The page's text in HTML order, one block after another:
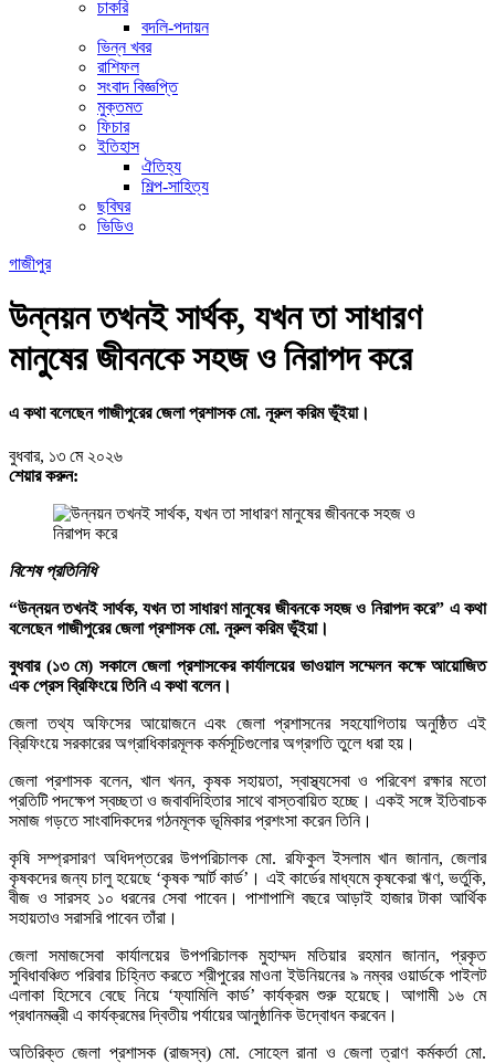
চাকরি
বদলি-পদায়ন
ভিন্ন খবর
রাশিফল
সংবাদ বিজ্ঞপ্তি
মুক্তমত
ফিচার
ইতিহাস
ঐতিহ্য
শিল্প-সাহিত্য
ছবিঘর
ভিডিও
গাজীপুর
উন্নয়ন তখনই সার্থক, যখন তা সাধারণ
মানুষের জীবনকে সহজ ও নিরাপদ করে
এ কথা বলেছেন গাজীপুরের জেলা প্রশাসক মো. নূরুল করিম ভূঁইয়া।
বুধবার, ১৩ মে ২০২৬
শেয়ার করুন:
বিশেষ প্রতিনিধি
“উন্নয়ন তখনই সার্থক, যখন তা সাধারণ মানুষের জীবনকে সহজ ও নিরাপদ করে” এ কথা
বলেছেন গাজীপুরের জেলা প্রশাসক মো. নূরুল করিম ভূঁইয়া।
বুধবার (১৩ মে) সকালে জেলা প্রশাসকের কার্যালয়ের ভাওয়াল সম্মেলন কক্ষে আয়োজিত
এক প্রেস ব্রিফিংয়ে তিনি এ কথা বলেন।
জেলা তথ্য অফিসের আয়োজনে এবং জেলা প্রশাসনের সহযোগিতায় অনুষ্ঠিত এই
ব্রিফিংয়ে সরকারের অগ্রাধিকারমূলক কর্মসূচিগুলোর অগ্রগতি তুলে ধরা হয়।
জেলা প্রশাসক বলেন, খাল খনন, কৃষক সহায়তা, স্বাস্থ্যসেবা ও পরিবেশ রক্ষার মতো
প্রতিটি পদক্ষেপ স্বচ্ছতা ও জবাবদিহিতার সাথে বাস্তবায়িত হচ্ছে। একই সঙ্গে ইতিবাচক
সমাজ গড়তে সাংবাদিকদের গঠনমূলক ভূমিকার প্রশংসা করেন তিনি।
কৃষি সম্প্রসারণ অধিদপ্তরের উপপরিচালক মো. রফিকুল ইসলাম খান জানান, জেলার
কৃষকদের জন্য চালু হয়েছে ‘কৃষক স্মার্ট কার্ড’। এই কার্ডের মাধ্যমে কৃষকেরা ঋণ, ভর্তুকি,
বীজ ও সারসহ ১০ ধরনের সেবা পাবেন। পাশাপাশি বছরে আড়াই হাজার টাকা আর্থিক
সহায়তাও সরাসরি পাবেন তাঁরা।
জেলা সমাজসেবা কার্যালয়ের উপপরিচালক মুহাম্মদ মতিয়ার রহমান জানান, প্রকৃত
সুবিধাবঞ্চিত পরিবার চিহ্নিত করতে শ্রীপুরের মাওনা ইউনিয়নের ৯ নম্বর ওয়ার্ডকে পাইলট
এলাকা হিসেবে বেছে নিয়ে ‘ফ্যামিলি কার্ড’ কার্যক্রম শুরু হয়েছে। আগামী ১৬ মে
প্রধানমন্ত্রী এ কার্যক্রমের দ্বিতীয় পর্যায়ের আনুষ্ঠানিক উদ্বোধন করবেন।
অতিরিক্ত জেলা প্রশাসক (রাজস্ব) মো. সোহেল রানা ও জেলা ত্রাণ কর্মকর্তা মো.